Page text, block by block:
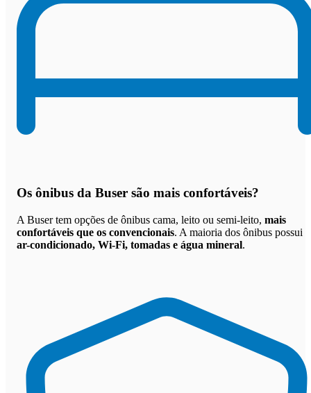
Os ônibus da Buser são mais confortáveis?
A Buser tem opções de ônibus cama, leito ou semi-leito, mais
confortáveis que os convencionais. A maioria dos ônibus possui
ar-condicionado, Wi-Fi, tomadas e água mineral.